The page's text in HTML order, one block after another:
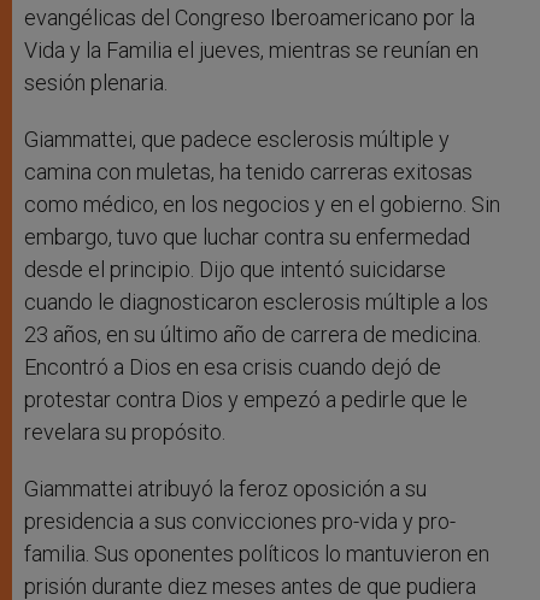
evangélicas del Congreso Iberoamericano por la
Vida y la Familia el jueves, mientras se reunían en
sesión plenaria.
Giammattei, que padece esclerosis múltiple y
camina con muletas, ha tenido carreras exitosas
como médico, en los negocios y en el gobierno. Sin
embargo, tuvo que luchar contra su enfermedad
desde el principio. Dijo que intentó suicidarse
cuando le diagnosticaron esclerosis múltiple a los
23 años, en su último año de carrera de medicina.
Encontró a Dios en esa crisis cuando dejó de
protestar contra Dios y empezó a pedirle que le
revelara su propósito.
Giammattei atribuyó la feroz oposición a su
presidencia a sus convicciones pro-vida y pro-
familia. Sus oponentes políticos lo mantuvieron en
prisión durante diez meses antes de que pudiera